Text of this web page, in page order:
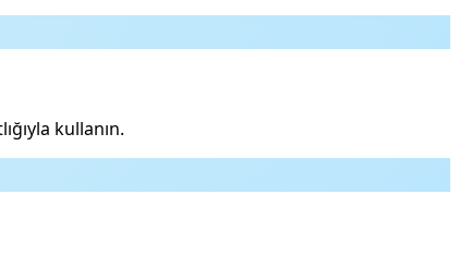
kullanın.